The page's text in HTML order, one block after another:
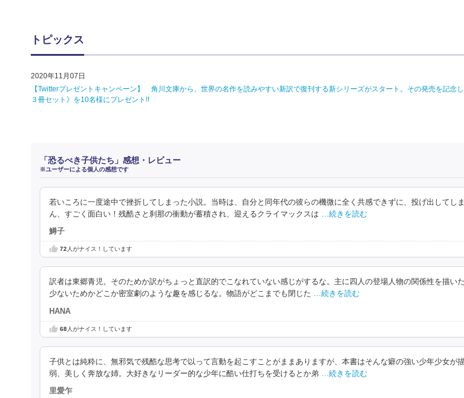
トピックス
2020年11月07日
【Twitterプレゼントキャンペーン】 角川文庫から、世界の名作を読みやすい新訳で復刊する新シリーズがスタート。その発売を記念
３冊セット》を10名様にプレゼント!!
「恐るべき子供たち」感想・レビュー
※ユーザーによる個人の感想です
若いころに一度途中で挫折してしまった小説。当時は、自分と同年代の彼らの機微に全く共感できずに、投げ出して
ん、すごく面白い！残酷さと刹那の衝動が蓄積され、迎えるクライマックスは
…続きを読む
鱒子
72人がナイス！しています
訳者は東郷青児。そのためか訳がちょっと直訳的でこなれていない感じがするな。主に四人の登場人物の関係性を描い
少ないためかどこか密室劇のような趣を感じるな。物語がどこまでも閉じた …続きを読む
HANA
68人がナイス！しています
子供とは純粋に、無邪気で残酷な思考で以って言動を起こすことがままありますが、本書はそんな癖の強い少年少女が
弱、美しく奔放な姉。大好きなリーダー的な少年に酷い仕打ちを受けるとか弟 …続きを読む
里愛乍